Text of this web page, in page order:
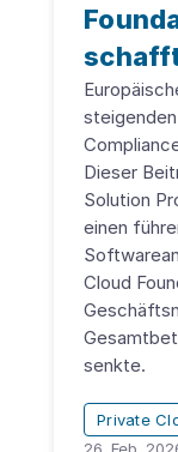
Dieser
Solution
einen
Cloud
senkte.
Private